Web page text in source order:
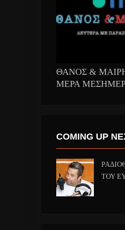
ΘΑΝΟΣ &
ΜΕΡΑ
COMING UP
ΤΟΥ